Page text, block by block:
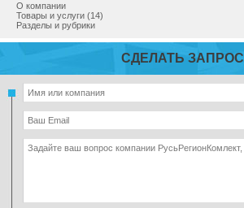
О компании
Товары и услуги (14)
Разделы и рубрики
СДЕЛАТЬ ЗАПРОС